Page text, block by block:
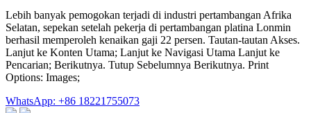
Lebih banyak pemogokan terjadi di industri pertambangan Afrika
Selatan, sepekan setelah pekerja di pertambangan platina Lonmin
berhasil memperoleh kenaikan gaji 22 persen. Tautan-tautan Akses.
Lanjut ke Konten Utama; Lanjut ke Navigasi Utama Lanjut ke
Pencarian; Berikutnya. Tutup Sebelumnya Berikutnya. Print
Options: Images;
WhatsApp: +86 18221755073